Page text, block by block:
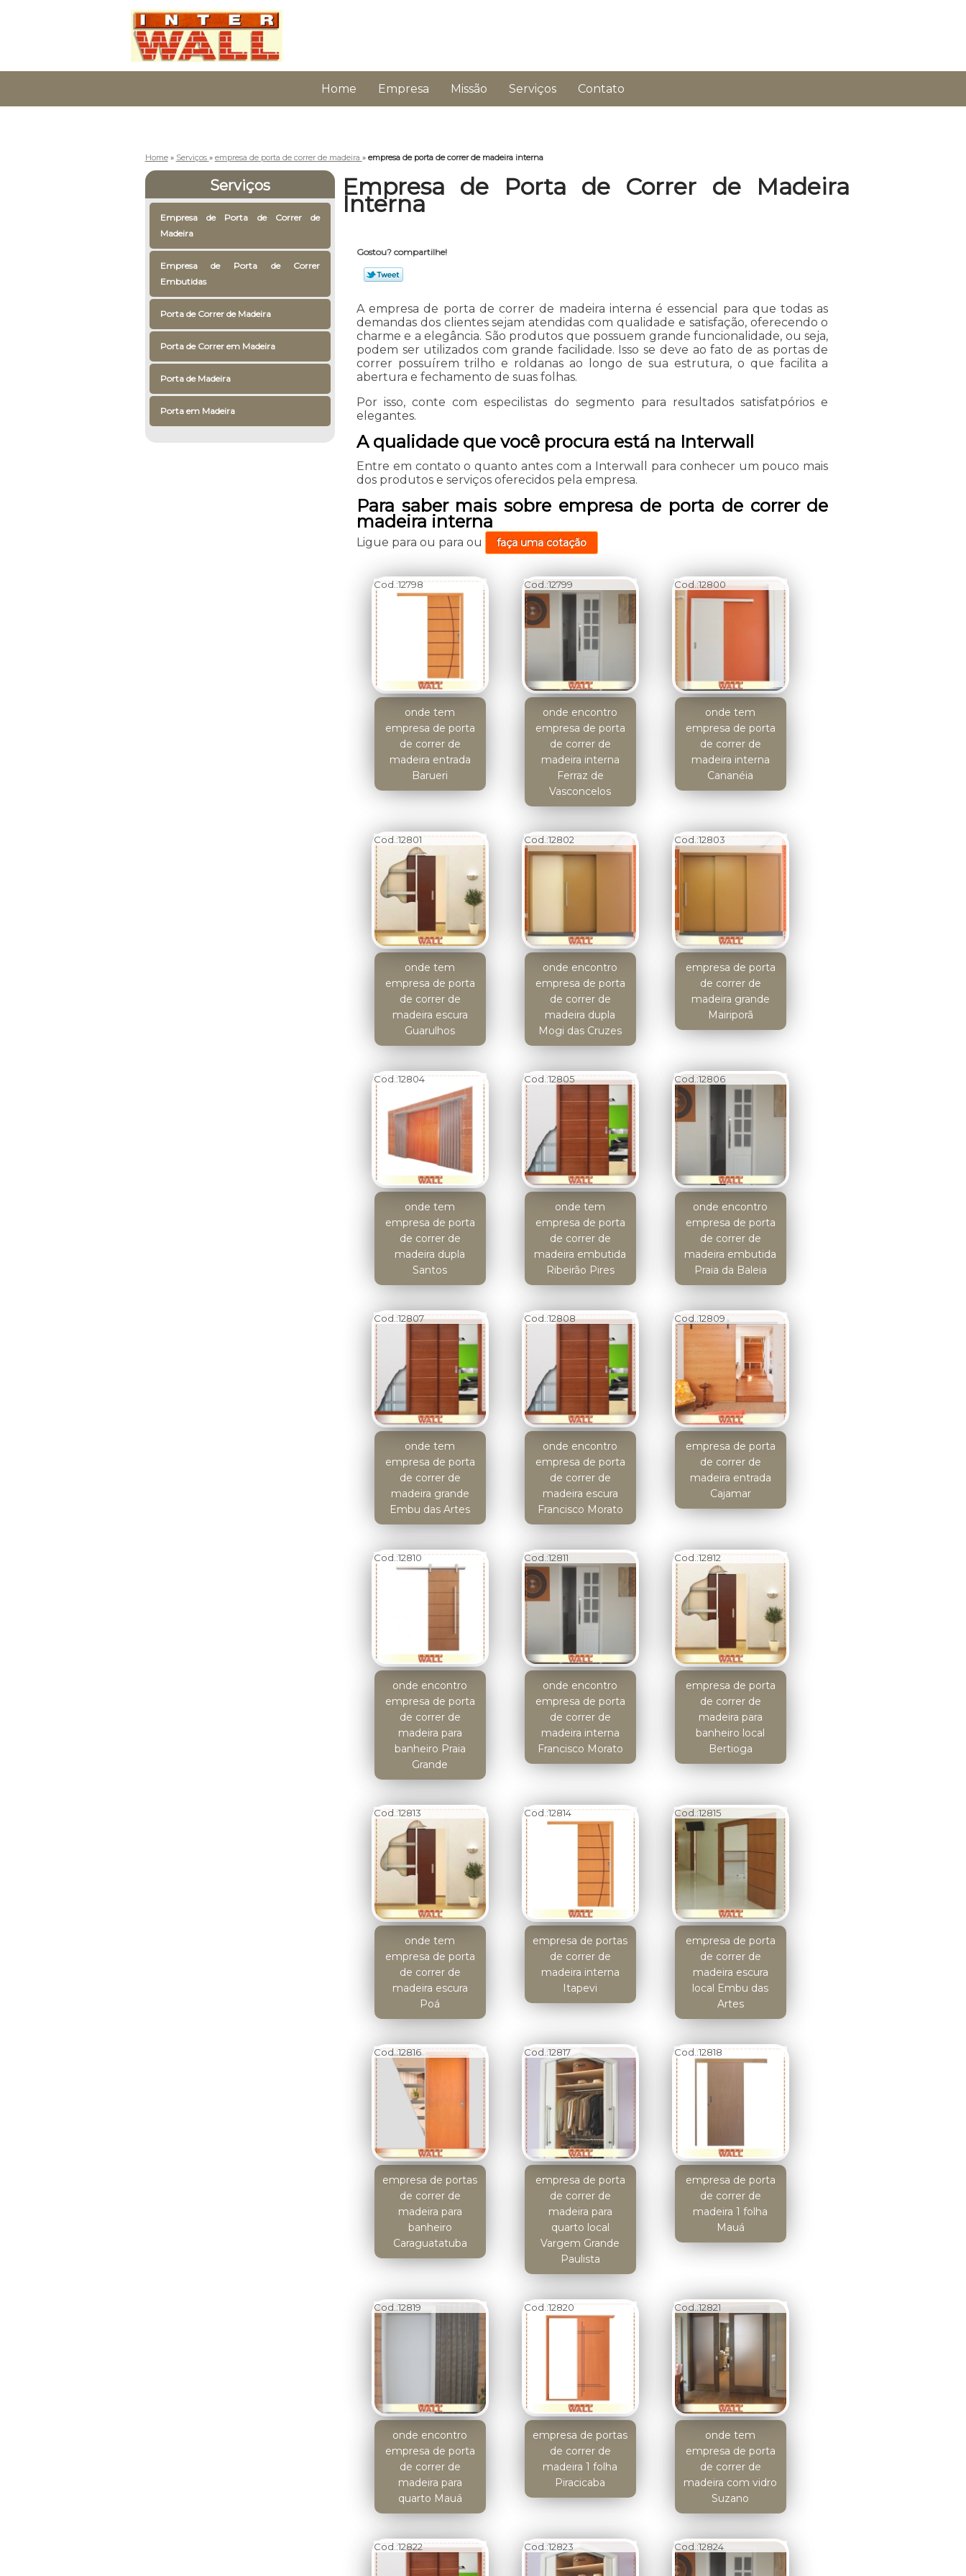
Home Empresa Missão Serviços Contato
Home » Serviços » empresa de porta de correr de madeira » empresa de porta de correr de madeira interna
Serviços
Empresa de Porta de Correr de
Madeira
Empresa de Porta de Correr
Embutidas
Porta de Correr de Madeira
Porta de Correr em Madeira
Porta de Madeira
Porta em Madeira
Empresa de Porta de Correr de Madeira
Interna
Gostou? compartilhe!
A empresa de porta de correr de madeira interna é essencial para que todas as
demandas dos clientes sejam atendidas com qualidade e satisfação, oferecendo o
charme e a elegância. São produtos que possuem grande funcionalidade, ou seja,
podem ser utilizados com grande facilidade. Isso se deve ao fato de as portas de
correr possuírem trilho e roldanas ao longo de sua estrutura, o que facilita a
abertura e fechamento de suas folhas.
Por isso, conte com especilistas do segmento para resultados satisfatpórios e
elegantes.
A qualidade que você procura está na Interwall
Entre em contato o quanto antes com a Interwall para conhecer um pouco mais
dos produtos e serviços oferecidos pela empresa.
Para saber mais sobre empresa de porta de correr de
madeira interna
Ligue para ou para ou faça uma cotação
Cod.:12798
onde tem
empresa de porta
de correr de
madeira entrada
Barueri
Cod.:12799
onde encontro
empresa de porta
de correr de
madeira interna
Ferraz de
Vasconcelos
Cod.:12800
onde tem
empresa de porta
de correr de
madeira interna
Cananéia
Cod.:12801
onde tem
empresa de porta
de correr de
madeira escura
Guarulhos
Cod.:12802
onde encontro
empresa de porta
de correr de
madeira dupla
Mogi das Cruzes
Cod.:12803
empresa de porta
de correr de
madeira grande
Mairiporã
Cod.:12804
onde tem
empresa de porta
de correr de
madeira dupla
Santos
Cod.:12805
onde tem
empresa de porta
de correr de
madeira embutida
Ribeirão Pires
Cod.:12806
onde encontro
empresa de porta
de correr de
madeira embutida
Praia da Baleia
Cod.:12807
onde tem
empresa de porta
de correr de
madeira grande
Embu das Artes
Cod.:12808
onde encontro
empresa de porta
de correr de
madeira escura
Francisco Morato
Cod.:12809
empresa de porta
de correr de
madeira entrada
Cajamar
Cod.:12810
onde encontro
empresa de porta
de correr de
madeira para
banheiro Praia
Grande
Cod.:12811
onde encontro
empresa de porta
de correr de
madeira interna
Francisco Morato
Cod.:12812
empresa de porta
de correr de
madeira para
banheiro local
Bertioga
Cod.:12813
onde tem
empresa de porta
de correr de
madeira escura
Poá
Cod.:12814
empresa de portas
de correr de
madeira interna
Itapevi
Cod.:12815
empresa de porta
de correr de
madeira escura
local Embu das
Artes
Cod.:12816
empresa de portas
de correr de
madeira para
banheiro
Caraguatatuba
Cod.:12817
empresa de porta
de correr de
madeira para
quarto local
Vargem Grande
Paulista
Cod.:12818
empresa de porta
de correr de
madeira 1 folha
Mauá
Cod.:12819
onde encontro
empresa de porta
de correr de
madeira para
quarto Mauá
Cod.:12820
empresa de portas
de correr de
madeira 1 folha
Piracicaba
Cod.:12821
onde tem
empresa de porta
de correr de
madeira com vidro
Suzano
Cod.:12822 Cod.:12823 Cod.:12824